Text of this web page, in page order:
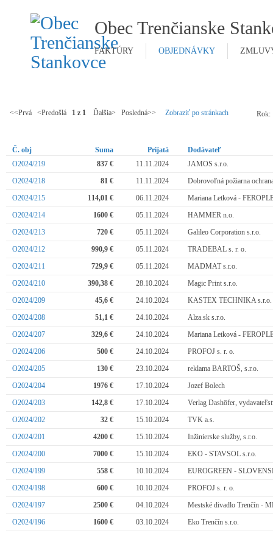
Obec Trenčianske
FAKTÚRY OBJEDNÁVKY
<<Prvá <Predošlá 1 z 1 Ďalšia> Posledná>> Zobraziť po stránkach Rok:
Č. obj Suma Prijatá
Dodávateľ
O2024/219
837 € 11.11.2024
JAMOS s.r.o.
O2024/218
81 € 11.11.2024
Dobrovoľná požiarna
O2024/215
114,01 € 06.11.2024
Mariana Letková -
O2024/214
1600 € 05.11.2024
HAMMER n.o.
O2024/213
720 € 05.11.2024
Galileo Corporation s.r.o.
O2024/212
990,9 € 05.11.2024
TRADEBAL s. r. o.
O2024/211
729,9 € 05.11.2024
MADMAT s.r.o.
O2024/210
390,38 € 28.10.2024
Magic Print s.r.o.
O2024/209
45,6 € 24.10.2024
KASTEX TECHNIKA s.r.o.
O2024/208
51,1 € 24.10.2024
Alza.sk s.r.o.
O2024/207
329,6 € 24.10.2024
Mariana Letková -
O2024/206
500 € 24.10.2024
PROFOJ s. r. o.
O2024/205
130 € 23.10.2024
reklama BARTOŠ, s.r.o.
O2024/204
1976 € 17.10.2024
Jozef Bolech
O2024/203
142,8 € 17.10.2024
Verlag Dashöfer,
O2024/202
32 € 15.10.2024
TVK a.s.
O2024/201
4200 € 15.10.2024
Inžinierske služby, s.r.o.
O2024/200
7000 € 15.10.2024
EKO - STAVSOL s.r.o.
O2024/199
558 € 10.10.2024
EUROGREEN -
O2024/198
600 € 10.10.2024
PROFOJ s. r. o.
O2024/197
2500 € 04.10.2024
Mestské divadlo Trenčín -
O2024/196
1600 € 03.10.2024
Eko Trenčín s.r.o.